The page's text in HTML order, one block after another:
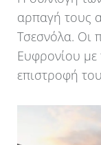
αρπαγή τους
Τσεσνόλα. Οι
Ευφρονίου
επιστροφή